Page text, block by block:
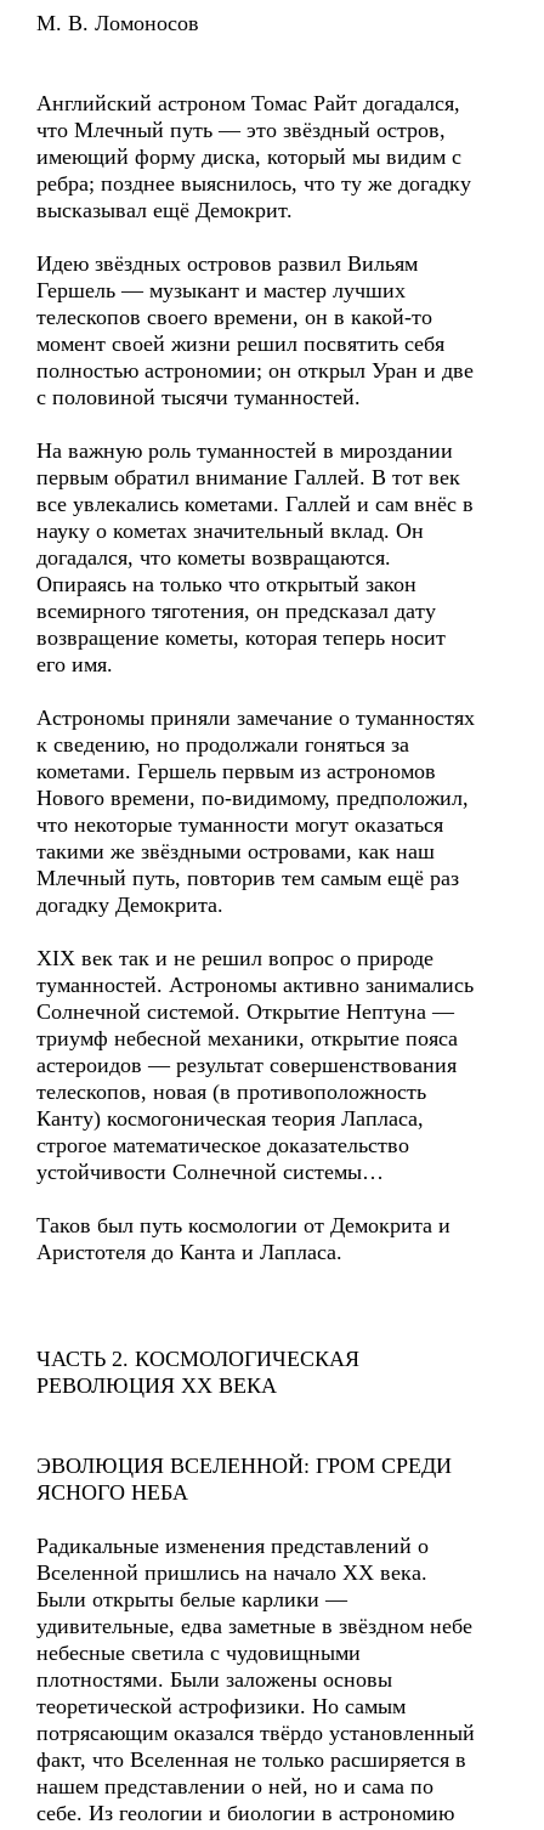
М. В. Ломоносов
Английский астроном Томас Райт догадался,
что Млечный путь — это звёздный остров,
имеющий форму диска, который мы видим с
ребра; позднее выяснилось, что ту же догадку
высказывал ещё Демокрит.
Идею звёздных островов развил Вильям
Гершель — музыкант и мастер лучших
телескопов своего времени, он в какой-то
момент своей жизни решил посвятить себя
полностью астрономии; он открыл Уран и две
с половиной тысячи туманностей.
На важную роль туманностей в мироздании
первым обратил внимание Галлей. В тот век
все увлекались кометами. Галлей и сам внёс в
науку о кометах значительный вклад. Он
догадался, что кометы возвращаются.
Опираясь на только что открытый закон
всемирного тяготения, он предсказал дату
возвращение кометы, которая теперь носит
его имя.
Астрономы приняли замечание о туманностях
к сведению, но продолжали гоняться за
кометами. Гершель первым из астрономов
Нового времени, по-видимому, предположил,
что некоторые туманности могут оказаться
такими же звёздными островами, как наш
Млечный путь, повторив тем самым ещё раз
догадку Демокрита.
XIX век так и не решил вопрос о природе
туманностей. Астрономы активно занимались
Солнечной системой. Открытие Нептуна —
триумф небесной механики, открытие пояса
астероидов — результат совершенствования
телескопов, новая (в противоположность
Канту) космогоническая теория Лапласа,
строгое математическое доказательство
устойчивости Солнечной системы…
Таков был путь космологии от Демокрита и
Аристотеля до Канта и Лапласа.
ЧАСТЬ 2. КОСМОЛОГИЧЕСКАЯ
РЕВОЛЮЦИЯ XX ВЕКА
ЭВОЛЮЦИЯ ВСЕЛЕННОЙ: ГРОМ СРЕДИ
ЯСНОГО НЕБА
Радикальные изменения представлений о
Вселенной пришлись на начало XX века.
Были открыты белые карлики —
удивительные, едва заметные в звёздном небе
небесные светила с чудовищными
плотностями. Были заложены основы
теоретической астрофизики. Но самым
потрясающим оказался твёрдо установленный
факт, что Вселенная не только расширяется в
нашем представлении о ней, но и сама по
себе. Из геологии и биологии в астрономию